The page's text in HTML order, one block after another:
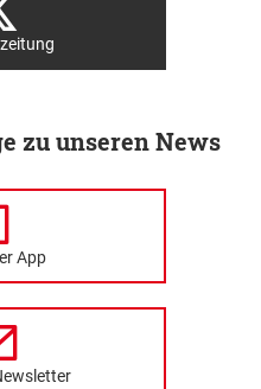
zu unseren News
App